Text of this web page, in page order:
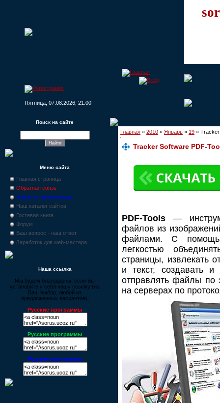
Пятница, 07.08.2026, 21:00
Поиск на сайте
Меню сайта
Главная страница
Обратная связь
Новости, промо-акции
Наш каталог сайтов
Гостевая книга
Форум
Ваш вопрос - наш ответ
Заработок для web-мастера
Наша ссылка
Мы будем благодарны, если Вы
установите у себя нашу ссылку (на
Ваш выбор, любой из
предложенных вариантов):
Русские программы
Русские программы
Русские программы
Главная » 2010 » Январь » 19 »
Tracker Software PDF-
PDF-Tools —
файлов из
файлами. С
легкостью
страницы, извлекать
и текст, создавать и
отправлять файлы по
на серверах по